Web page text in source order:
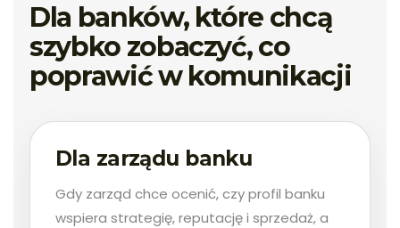
Dla banków, które chcą
szybko zobaczyć, co
poprawić w komunikacji
Dla zarządu banku
Gdy zarząd chce ocenić, czy profil banku
wspiera strategię, reputację i sprzedaż, a